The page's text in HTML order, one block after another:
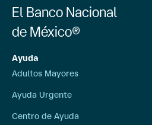
El Banco Nacional
de México®
Ayuda
Adultos Mayores
Ayuda Urgente
Centro de Ayuda